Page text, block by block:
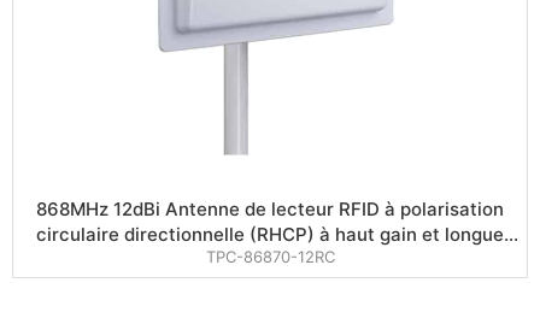
868MHz 12dBi Antenne de lecteur RFID à polarisation
circulaire directionnelle (RHCP) à haut gain et longue
portée
TPC-86870-12RC